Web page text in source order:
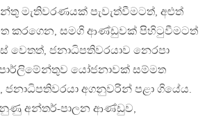
මැතිවරණයක් පැවැත්වීමටත්, අළුත්
කරගෙන, සමගි ආණ්ඩුවක් පිහිටුවීමටත්
වෙතත්, ජනාධිපතිවරයාව නෙරපා
පාර්ලිමේන්තුව යෝජනාවක් සම්මත
අගනුවරින් පළා ගියේය.
අන්තර්-පාලන ආණ්ඩුව,